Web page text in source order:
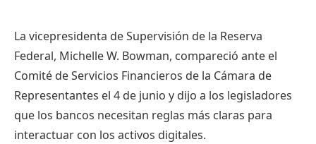
La vicepresidenta de Supervisión de la Reserva
Federal, Michelle W. Bowman, compareció ante el
Comité de Servicios Financieros de la Cámara de
Representantes el 4 de junio y dijo a los legisladores
que los bancos necesitan reglas más claras para
interactuar con los activos digitales.